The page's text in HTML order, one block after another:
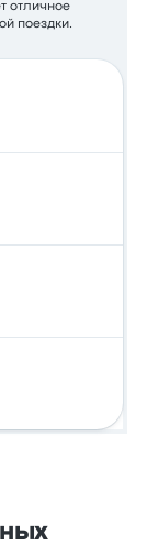
отличное
поездки.